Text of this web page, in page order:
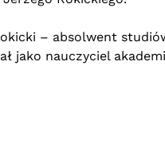
– absolwent
jako nauczyciel